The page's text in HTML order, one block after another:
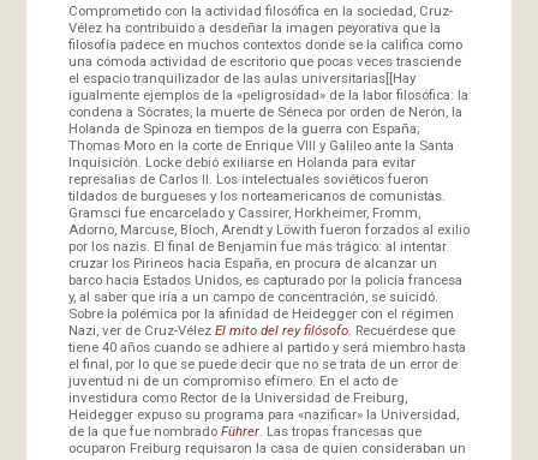
Comprometido con la actividad filosófica en la sociedad, Cruz-
Vélez ha contribuido a desdeñar la imagen peyorativa que la
filosofía padece en muchos contextos donde se la califica como
una cómoda actividad de escritorio que pocas veces trasciende
el espacio tranquilizador de las aulas universitarias[[Hay
igualmente ejemplos de la «peligrosidad» de la labor filosófica: la
condena a Sócrates, la muerte de Séneca por orden de Nerón, la
Holanda de Spinoza en tiempos de la guerra con España;
Thomas Moro en la corte de Enrique VIII y Galileo ante la Santa
Inquisición. Locke debió exiliarse en Holanda para evitar
represalias de Carlos II. Los intelectuales soviéticos fueron
tildados de burgueses y los norteamericanos de comunistas.
Gramsci fue encarcelado y Cassirer, Horkheimer, Fromm,
Adorno, Marcuse, Bloch, Arendt y Löwith fueron forzados al exilio
por los nazis. El final de Benjamin fue más trágico: al intentar
cruzar los Pirineos hacia España, en procura de alcanzar un
barco hacia Estados Unidos, es capturado por la policía francesa
y, al saber que iría a un campo de concentración, se suicidó.
Sobre la polémica por la afinidad de Heidegger con el régimen
Nazi, ver de Cruz-Vélez El mito del rey filósofo. Recuérdese que
tiene 40 años cuando se adhiere al partido y será miembro hasta
el final, por lo que se puede decir que no se trata de un error de
juventud ni de un compromiso efímero. En el acto de
investidura como Rector de la Universidad de Freiburg,
Heidegger expuso su programa para «nazificar» la Universidad,
de la que fue nombrado Führer. Las tropas francesas que
ocuparon Freiburg requisaron la casa de quien consideraban un